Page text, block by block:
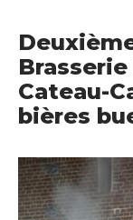
Cateau-
bières